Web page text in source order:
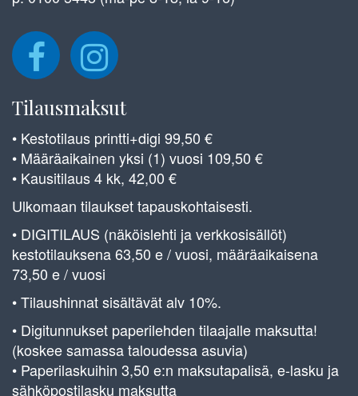
Tilausmaksut
• Kestotilaus printti+digi 99,50 €
• Määräaikainen yksi (1) vuosi 109,50 €
• Kausitilaus 4 kk, 42,00 €
Ulkomaan tilaukset tapauskohtaisesti.
• DIGITILAUS (näköislehti ja verkkosisällöt)
kestotilauksena 63,50 e / vuosi, määräaikaisena
73,50 e / vuosi
• Tilaushinnat sisältävät alv 10%.
• Digitunnukset paperilehden tilaajalle maksutta!
(koskee samassa taloudessa asuvia)
• Paperilaskuihin 3,50 e:n maksutapalisä, e-lasku ja
sähköpostilasku maksutta